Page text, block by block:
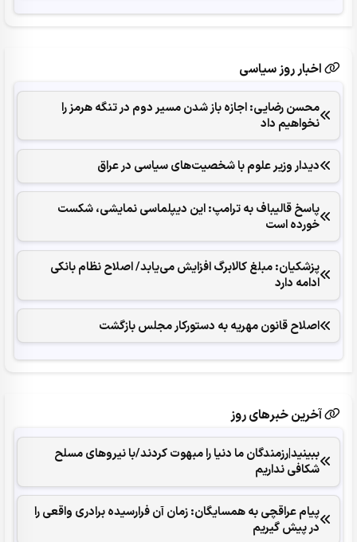
اخبار روز سیاسی
محسن رضایی: اجازه باز شدن مسیر دوم در تنگه هرمز را
نخواهیم داد
دیدار وزیر علوم با شخصیت‌های سیاسی در عراق
پاسخ قالیباف به ترامپ: این دیپلماسی نمایشی، شکست
خورده است
پزشکیان: مبلغ کالابرگ افزایش می‌یابد/ اصلاح نظام بانکی
ادامه دارد
اصلاح قانون مهریه به دستورکار مجلس بازگشت
آخرین خبرهای روز
ببینید|رزمندگان ما دنیا را مبهوت کردند/با نیروهای مسلح
شکافی نداریم
پیام عراقچی به همسایگان: زمان آن فرارسیده برادری واقعی را
در پیش گیریم